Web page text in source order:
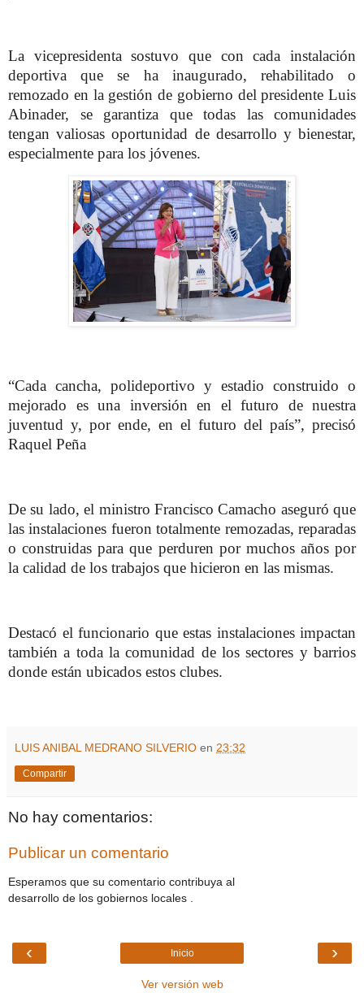
La vicepresidenta sostuvo que con cada instalación
deportiva que se ha inaugurado, rehabilitado o
remozado en la gestión de gobierno del presidente Luis
Abinader, se garantiza que todas las comunidades
tengan valiosas oportunidad de desarrollo y bienestar,
especialmente para los jóvenes.
“Cada cancha, polideportivo y estadio construido o
mejorado es una inversión en el futuro de nuestra
juventud y, por ende, en el futuro del país”, precisó
Raquel Peña
De su lado, el ministro Francisco Camacho aseguró que
las instalaciones fueron totalmente remozadas, reparadas
o construidas para que perduren por muchos años por
la calidad de los trabajos que hicieron en las mismas.
Destacó el funcionario que estas instalaciones impactan
también a toda la comunidad de los sectores y barrios
donde están ubicados estos clubes.
LUIS ANIBAL MEDRANO SILVERIO en 23:32
Compartir
No hay comentarios:
Publicar un comentario
Esperamos que su comentario contribuya al
desarrollo de los gobiernos locales .
‹ ›
Inicio
Ver versión web